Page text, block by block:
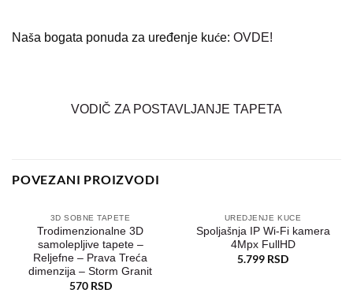
Naša bogata ponuda za uređenje kuće: OVDE!
VODIČ ZA POSTAVLJANJE TAPETA
POVEZANI PROIZVODI
Dodaj
u
željene
3D SOBNE TAPETE
Trodimenzionalne 3D
samolepljive tapete –
Reljefne – Prava Treća
dimenzija – Storm Granit
570 RSD
UREDJENJE KUCE
Spoljašnja IP Wi-Fi kamera
4Mpx FullHD
5.799 RSD